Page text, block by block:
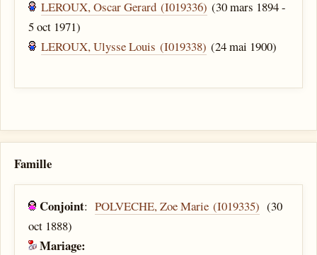
LEROUX, Oscar Gerard (I019336) (30 mars 1894 -
5 oct 1971)
LEROUX, Ulysse Louis (I019338) (24 mai 1900)
Famille
Conjoint:POLVECHE, Zoe Marie (I019335) (30
oct 1888)
Mariage: